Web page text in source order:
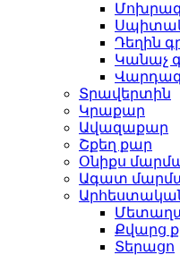
Դեղին
Կանաչ
Տրավերտին
Կրաքար
Ավազաքար
Շքեղ քար
Օնիքս
Ագատ
Քվարց
Տերացո